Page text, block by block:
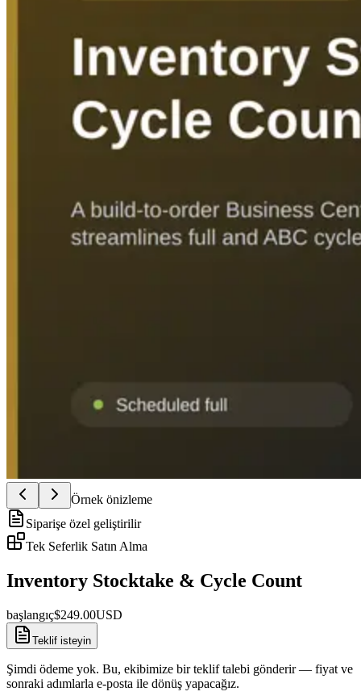
Örnek önizleme
Siparişe özel geliştirilir
Tek Seferlik Satın Alma
Inventory Stocktake & Cycle Count
başlangıç$249.00USD
Teklif isteyin
Şimdi ödeme yok. Bu, ekibimize bir teklif talebi gönderir — fiyat ve
sonraki adımlarla e-posta ile dönüş yapacağız.